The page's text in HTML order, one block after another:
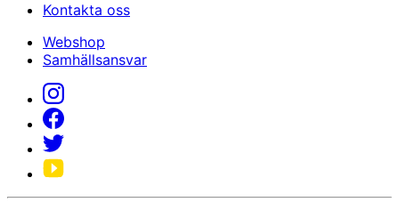
Kontakta oss
Webshop
Samhällsansvar